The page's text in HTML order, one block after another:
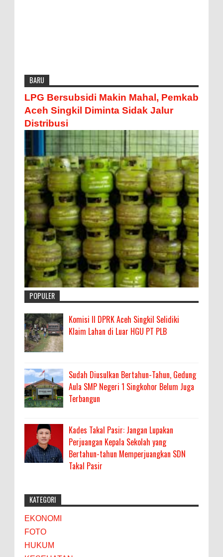
BARU
LPG Bersubsidi Makin Mahal, Pemkab
Aceh Singkil Diminta Sidak Jalur
Distribusi
POPULER
Komisi II DPRK Aceh Singkil Selidiki
Klaim Lahan di Luar HGU PT PLB
Sudah Diusulkan Bertahun-Tahun, Gedung
Aula SMP Negeri 1 Singkohor Belum Juga
Terbangun
Kades Takal Pasir: Jangan Lupakan
Perjuangan Kepala Sekolah yang
Bertahun-tahun Memperjuangkan SDN
Takal Pasir
KATEGORI
EKONOMI
FOTO
HUKUM